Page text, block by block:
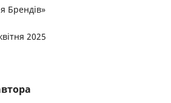
Брендів»
2025